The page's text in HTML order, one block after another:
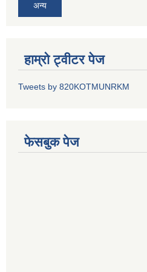
अन्य
हाम्रो ट्वीटर पेज
Tweets by 820KOTMUNRKM
फेसबुक पेज